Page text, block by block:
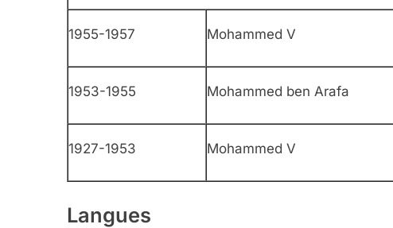
1955-1957 Mohammed V
1953-1955 Mohammed ben Arafa
1927-1953 Mohammed V
Langues